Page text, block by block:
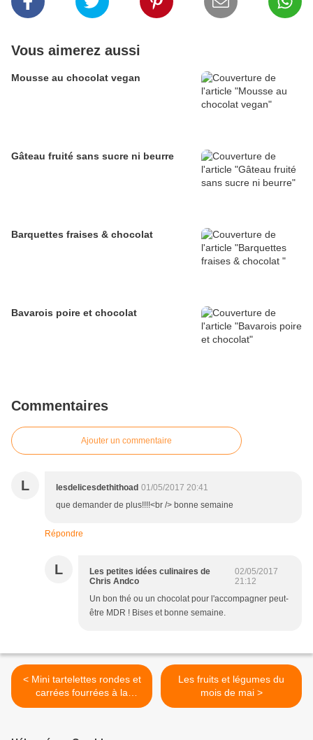
Vous aimerez aussi
Mousse au chocolat vegan
Gâteau fruité sans sucre ni beurre
Barquettes fraises & chocolat
Bavarois poire et chocolat
Commentaires
Ajouter un commentaire
L lesdelicesdethithoad 01/05/2017 20:41
que demander de plus!!!!<br /> bonne semaine
Répondre
L
Les petites idées culinaires de
Chris Andco
02/05/2017
21:12
Un bon thé ou un chocolat pour l'accompagner peut-
être MDR ! Bises et bonne semaine.
< Mini tartelettes rondes et
carrées fourrées à la
mousse de citron ou
Les fruits et légumes du
mois de mai >